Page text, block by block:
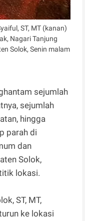
ST, MT (kanan)
Nagari Tanjung
Solok, Senin malam
sejumlah
sejumlah
hingga
parah di
dan
Solok,
lokasi.
ST, MT,
ke lokasi